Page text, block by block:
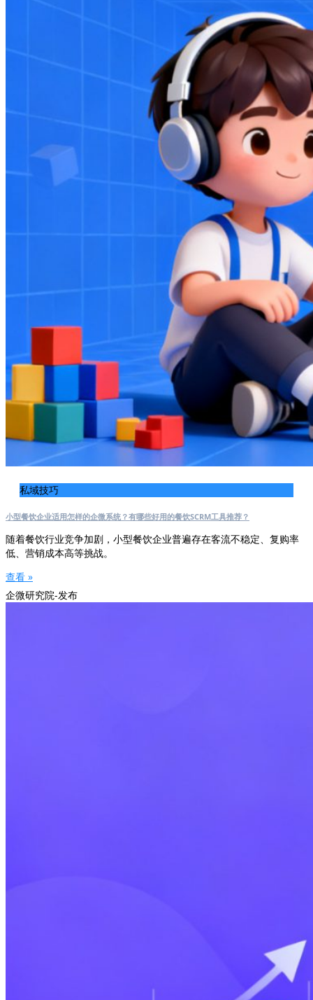
私域技巧
小型餐饮企业适用怎样的企微系统？有哪些好用的餐饮SCRM工具推荐？
随着餐饮行业竞争加剧，小型餐饮企业普遍存在客流不稳定、复购率
低、营销成本高等挑战。
查看 »
企微研究院-发布